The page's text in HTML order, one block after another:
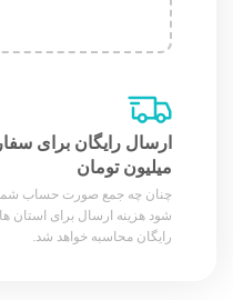
میلیون تومان
شود هزینه ارسال برای استان
رایگان محاسبه خواهد شد.